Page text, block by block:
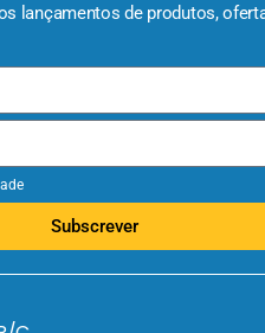
lançamentos de produtos,
Subscrever